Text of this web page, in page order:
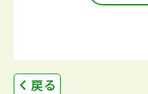
戻る